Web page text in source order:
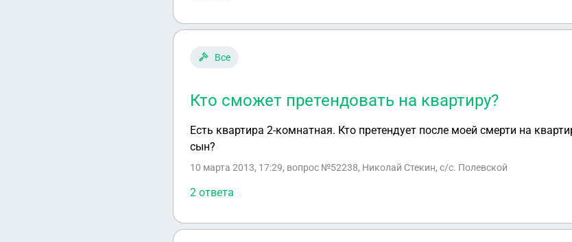
Все
Кто сможет претендовать на квартиру?
Есть квартира 2-комнатная. Кто претендует после моей смерти на
сын?
10 марта 2013, 17:29, вопрос №52238, Николай Стекин, с/с. Полевской
2 ответа